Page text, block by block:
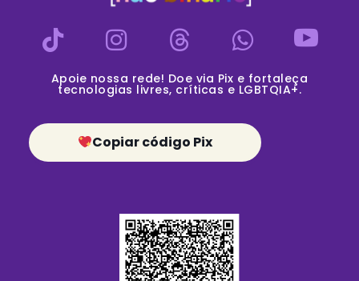
Apoie nossa rede! Doe via Pix e fortaleça
tecnologias livres, críticas e LGBTQIA+.
Copiar código Pix